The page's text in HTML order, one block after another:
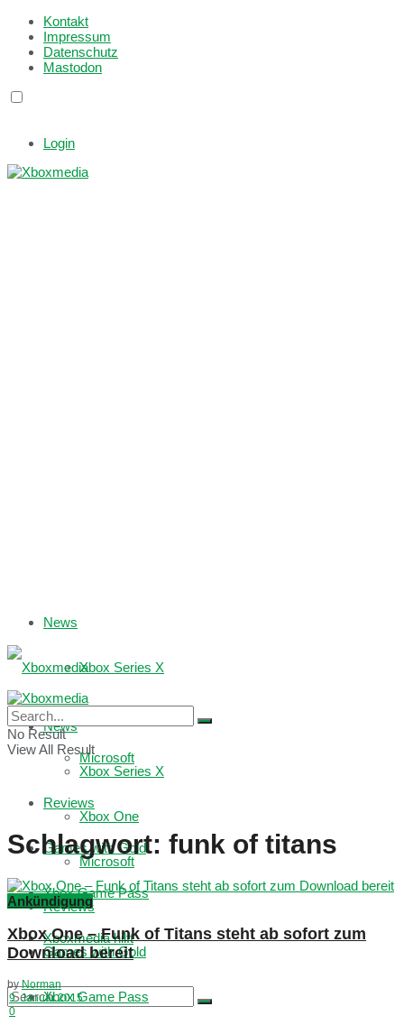
Kontakt
Impressum
Datenschutz
Mastodon
Login
News
Xbox Series X
Microsoft
Reviews
Games with Gold
Xbox Game Pass
Xboxmedia hilft
News
Xbox Series X
Xbox One
Microsoft
Reviews
Games with Gold
Xbox Game Pass
No Result
View All Result
Schlagwort: funk of titans
Ankündigung
Xbox One – Funk of Titans steht ab sofort zum
Download bereit
by Norman
9. Januar 2015
0